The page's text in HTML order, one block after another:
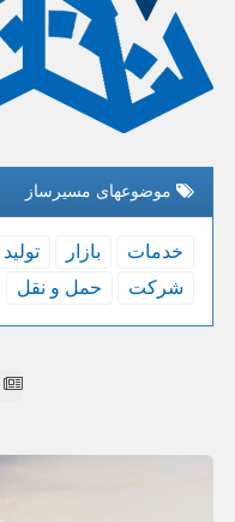
موضوعهای مسیرساز
خدمات بازار تولید
شركت
حمل و نقل